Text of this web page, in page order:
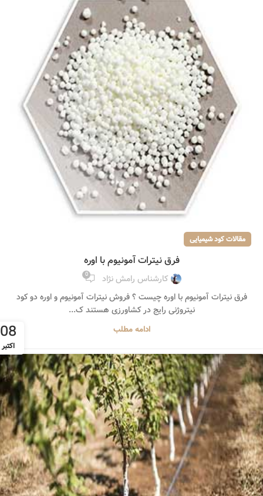
مقالات کود شیمیایی
فرق نیترات آمونیوم با اوره
کارشناس رامش نژاد 0
فرق نیترات آمونیوم با اوره چیست ؟ فروش نیترات آمونیوم و اوره دو کود
نیتروژنی رایج در کشاورزی هستند ک...
ادامه مطلب 08
اکتبر